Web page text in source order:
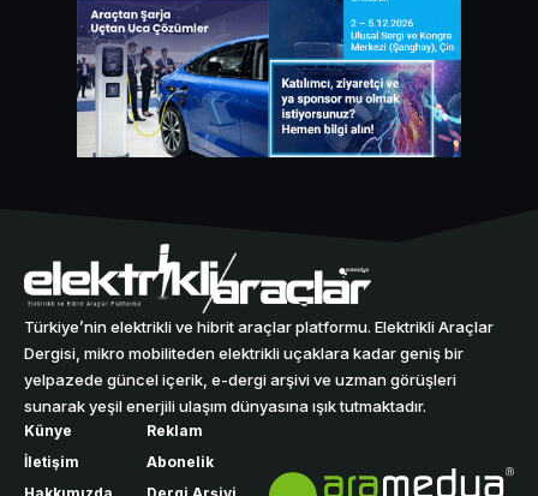
Türkiye’nin elektrikli ve hibrit araçlar platformu. Elektrikli Araçlar
Dergisi, mikro mobiliteden elektrikli uçaklara kadar geniş bir
yelpazede güncel içerik, e-dergi arşivi ve uzman görüşleri
sunarak yeşil enerjili ulaşım dünyasına ışık tutmaktadır.
Künye
İletişim
Reklam
Abonelik